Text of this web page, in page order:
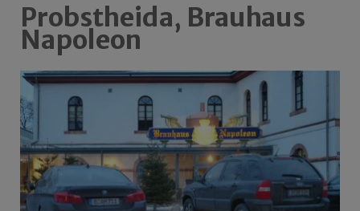
Probstheida, Brauhaus
Napoleon